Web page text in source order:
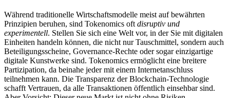
Während traditionelle Wirtschaftsmodelle meist auf bewährten
Prinzipien beruhen, sind Tokenomics oft disruptiv und
experimentell. Stellen Sie sich eine Welt vor, in der Sie mit digitalen
Einheiten handeln können, die nicht nur Tauschmittel, sondern auch
Beteiligungsscheine, Governance-Rechte oder sogar einzigartige
digitale Kunstwerke sind. Tokenomics ermöglicht eine breitere
Partizipation, da beinahe jeder mit einem Internetanschluss
teilnehmen kann. Die Transparenz der Blockchain-Technologie
schafft Vertrauen, da alle Transaktionen öffentlich einsehbar sind.